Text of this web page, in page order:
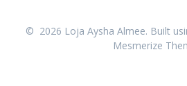
© 2026 Loja Aysha Almee. Built
Mesmerize